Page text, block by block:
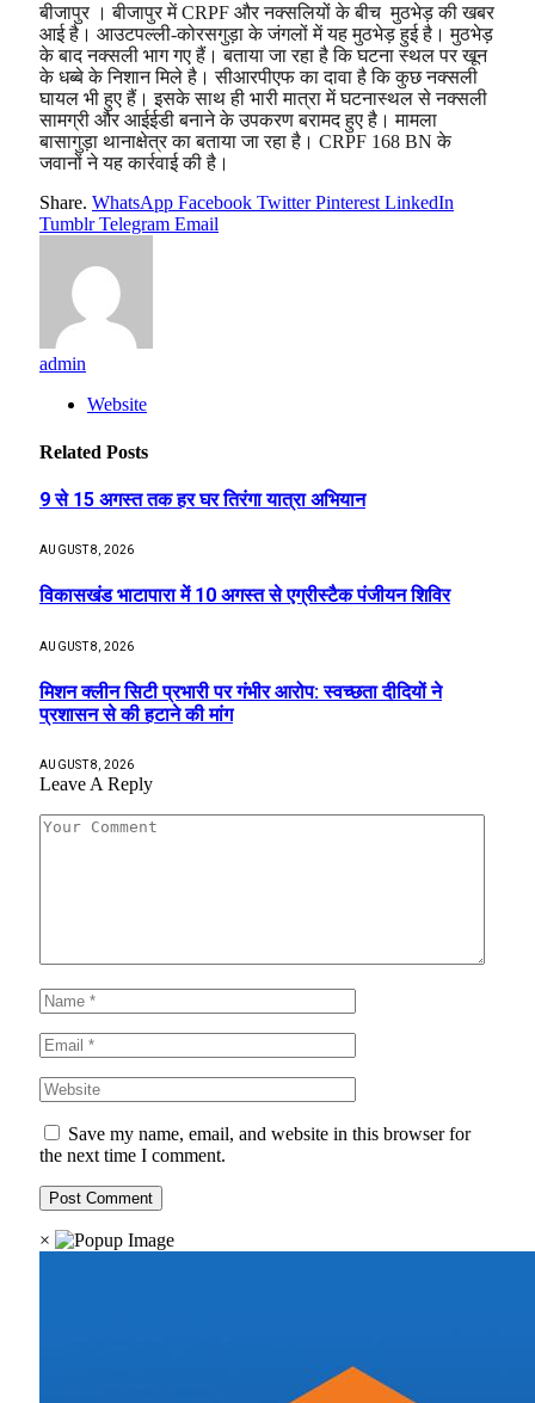
बीजापुर । बीजापुर में CRPF और नक्सलियों के बीच मुठभेड़ की खबर
आई है। आउटपल्ली-कोरसगुड़ा के जंगलों में यह मुठभेड़ हुई है। मुठभेड़
के बाद नक्सली भाग गए हैं। बताया जा रहा है कि घटना स्थल पर खून
के धब्बे के निशान मिले है। सीआरपीएफ का दावा है कि कुछ नक्सली
घायल भी हुए हैं। इसके साथ ही भारी मात्रा में घटनास्थल से नक्सली
सामग्री और आईईडी बनाने के उपकरण बरामद हुए है। मामला
बासागुड़ा थानाक्षेत्र का बताया जा रहा है। CRPF 168 BN के
जवानों ने यह कार्रवाई की है।
Share. WhatsApp Facebook Twitter Pinterest LinkedIn
Tumblr Telegram Email
admin
Website
Related Posts
9 से 15 अगस्त तक हर घर तिरंगा यात्रा अभियान
AUGUST 8, 2026
विकासखंड भाटापारा में 10 अगस्त से एग्रीस्टैक पंजीयन शिविर
AUGUST 8, 2026
मिशन क्लीन सिटी प्रभारी पर गंभीर आरोप: स्वच्छता दीदियों ने
प्रशासन से की हटाने की मांग
AUGUST 8, 2026
Leave A Reply
Save my name, email, and website in this browser for
the next time I comment.
×